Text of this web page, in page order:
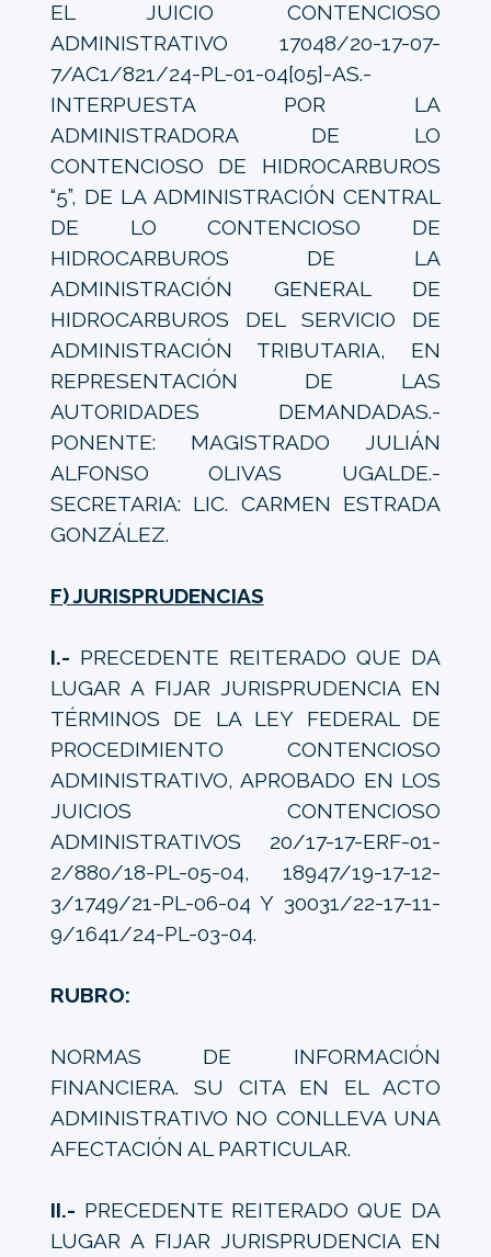
EL JUICIO CONTENCIOSO
ADMINISTRATIVO 17048/20-17-07-
7/AC1/821/24-PL-01-04[05]-AS.-
INTERPUESTA POR LA
ADMINISTRADORA DE LO
CONTENCIOSO DE HIDROCARBUROS
“5”, DE LA ADMINISTRACIÓN CENTRAL
DE LO CONTENCIOSO DE
HIDROCARBUROS DE LA
ADMINISTRACIÓN GENERAL DE
HIDROCARBUROS DEL SERVICIO DE
ADMINISTRACIÓN TRIBUTARIA, EN
REPRESENTACIÓN DE LAS
AUTORIDADES DEMANDADAS.-
PONENTE: MAGISTRADO JULIÁN
ALFONSO OLIVAS UGALDE.-
SECRETARIA: LIC. CARMEN ESTRADA
GONZÁLEZ.
F) JURISPRUDENCIAS
I.- PRECEDENTE REITERADO QUE DA
LUGAR A FIJAR JURISPRUDENCIA EN
TÉRMINOS DE LA LEY FEDERAL DE
PROCEDIMIENTO CONTENCIOSO
ADMINISTRATIVO, APROBADO EN LOS
JUICIOS CONTENCIOSO
ADMINISTRATIVOS 20/17-17-ERF-01-
2/880/18-PL-05-04, 18947/19-17-12-
3/1749/21-PL-06-04 Y 30031/22-17-11-
9/1641/24-PL-03-04.
RUBRO:
NORMAS DE INFORMACIÓN
FINANCIERA. SU CITA EN EL ACTO
ADMINISTRATIVO NO CONLLEVA UNA
AFECTACIÓN AL PARTICULAR.
II.- PRECEDENTE REITERADO QUE DA
LUGAR A FIJAR JURISPRUDENCIA EN